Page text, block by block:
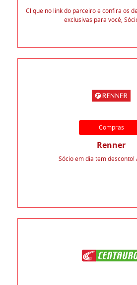
Clique no link do parceiro e confira os
exclusivas para você,
Compras
Renner
Sócio em dia tem desconto!